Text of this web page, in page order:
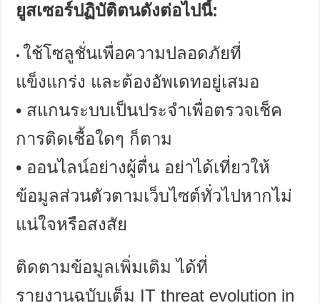
ยูสเซอร์ปฏิบัติตนดังต่อไปนี้:
• ใช้โซลูชั่นเพื่อความปลอดภัยที่
แข็งแกร่ง และต้องอัพเดทอยู่เสมอ
• สแกนระบบเป็นประจำเพื่อตรวจเช็ค
การติดเชื้อใดๆ ก็ตาม
• ออนไลน์อย่างผู้ตื่น อย่าได้เที่ยวให้
ข้อมูลส่วนตัวตามเว็บไซต์ทั่วไปหากไม่
แน่ใจหรือสงสัย
ติดตามข้อมูลเพิ่มเติม ได้ที่
รายงานฉบับเต็ม IT threat evolution in